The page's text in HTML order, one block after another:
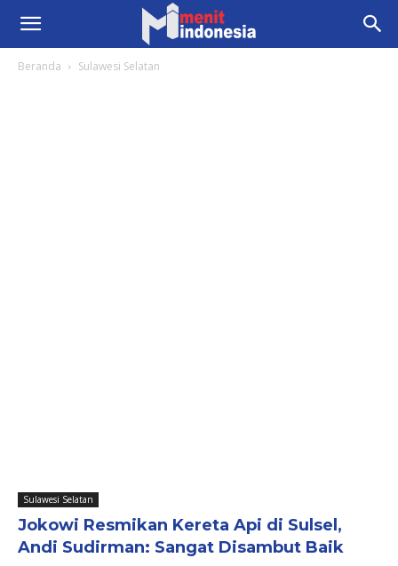
Beranda Sulawesi Selatan
Sulawesi Selatan
Jokowi Resmikan Kereta Api di Sulsel,
Andi Sudirman: Sangat Disambut Baik